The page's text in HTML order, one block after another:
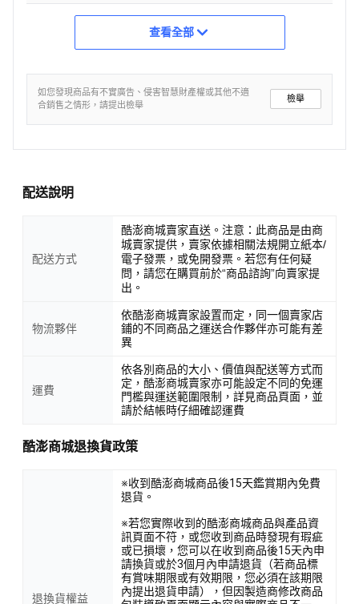
查看全部
如您發現商品有不實廣告、侵害智慧財產權或其他不適
合銷售之情形，請提出檢舉
檢舉
配送說明
配送方式
酷澎商城賣家直送。注意：此商品是由商
城賣家提供，賣家依據相關法規開立紙本/
電子發票，或免開發票。若您有任何疑
問，請您在購買前於“商品諮詢”向賣家提
出。
物流夥伴
依酷澎商城賣家設置而定，同一個賣家店
鋪的不同商品之運送合作夥伴亦可能有差
異
運費
依各別商品的大小、價值與配送等方式而
定，酷澎商城賣家亦可能設定不同的免運
門檻與運送範圍限制，詳見商品頁面，並
請於結帳時仔細確認運費
酷澎商城退換貨政策
退換貨權益
※收到酷澎商城商品後15天鑑賞期內免費
退貨。
※若您實際收到的酷澎商城商品與產品資
訊頁面不符，或您收到商品時發現有瑕疵
或已損壞，您可以在收到商品後15天內申
請換貨或於3個月內申請退貨（若商品標
有賞味期限或有效期限，您必須在該期限
內提出退貨申請），但因製造商修改商品